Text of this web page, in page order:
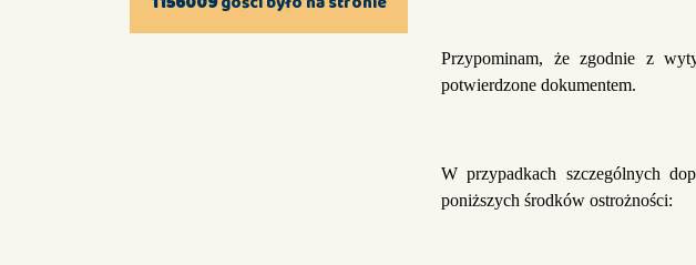
Przypominam, że zgodnie z
potwierdzone dokumentem.
W przypadkach szczególnych
poniższych środków ostrożności: